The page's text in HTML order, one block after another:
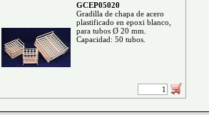
GCEP05020
Gradilla de chapa de acero
plastificado en epoxi blanco,
para tubos Ø 20 mm.
Capacidad: 50 tubos.